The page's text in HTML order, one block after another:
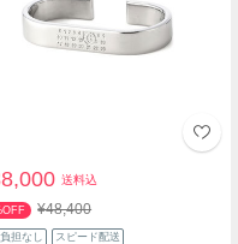
送料込
¥48,400
担なし スピード配送